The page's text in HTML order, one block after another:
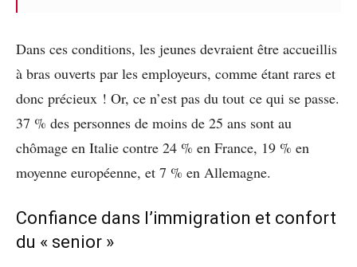
Dans ces conditions, les jeunes devraient être accueillis
à bras ouverts par les employeurs, comme étant rares et
donc précieux ! Or, ce n’est pas du tout ce qui se passe.
37 % des personnes de moins de 25 ans sont au
chômage en Italie contre 24 % en France, 19 % en
moyenne européenne, et 7 % en Allemagne.
Confiance dans l’immigration et confort
du « senior »